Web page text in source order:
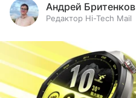
Андрей Бритенков
Редактор Hi-Tech Mail